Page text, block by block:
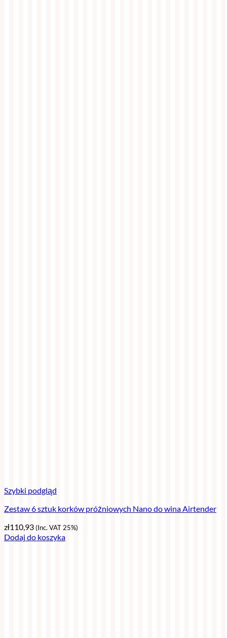
Szybki podgląd
Zestaw 6 sztuk korków próżniowych Nano do wina Airtender
zł110,93(Inc. VAT 25%)
Dodaj do koszyka